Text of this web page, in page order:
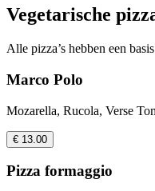
Vegetarische
Alle pizza’s hebben een
Marco Polo
Mozarella, Rucola, Verse
€ 13.00
Pizza formaggio